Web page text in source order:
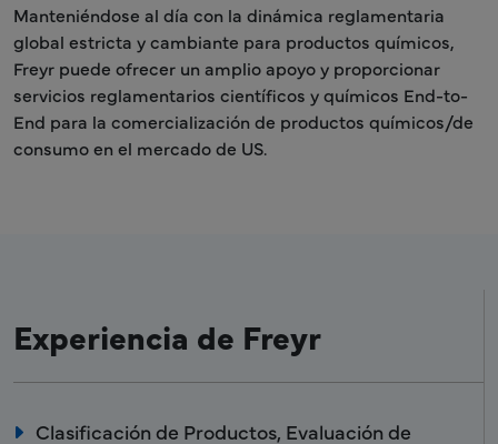
Manteniéndose al día con la dinámica reglamentaria
global estricta y cambiante para productos químicos,
Freyr puede ofrecer un amplio apoyo y proporcionar
servicios reglamentarios científicos y químicos End-to-
End para la comercialización de productos químicos/de
consumo en el mercado de US.
Experiencia de Freyr
Clasificación de Productos, Evaluación de